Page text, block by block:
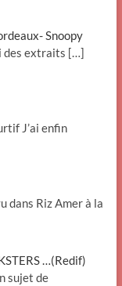
Snoopy
des extraits […]
J’ai enfin
dans Riz Amer à la
…(Redif)
sujet de